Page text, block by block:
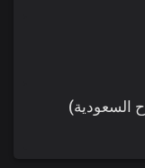
السعودية)